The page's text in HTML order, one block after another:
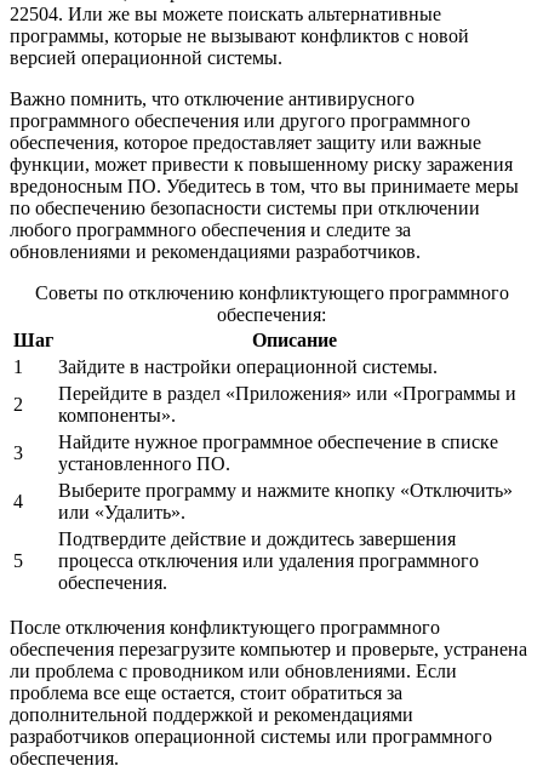
22504. Или же вы можете поискать альтернативные
программы, которые не вызывают конфликтов с новой
версией операционной системы.
Важно помнить, что отключение антивирусного
программного обеспечения или другого программного
обеспечения, которое предоставляет защиту или важные
функции, может привести к повышенному риску заражения
вредоносным ПО. Убедитесь в том, что вы принимаете меры
по обеспечению безопасности системы при отключении
любого программного обеспечения и следите за
обновлениями и рекомендациями разработчиков.
Советы по отключению конфликтующего программного
обеспечения:
Шаг
Описание
1
Зайдите в настройки операционной системы.
2
Перейдите в раздел «Приложения» или «Программы и
компоненты».
3
Найдите нужное программное обеспечение в списке
установленного ПО.
4
Выберите программу и нажмите кнопку «Отключить»
или «Удалить».
5
Подтвердите действие и дождитесь завершения
процесса отключения или удаления программного
обеспечения.
После отключения конфликтующего программного
обеспечения перезагрузите компьютер и проверьте, устранена
ли проблема с проводником или обновлениями. Если
проблема все еще остается, стоит обратиться за
дополнительной поддержкой и рекомендациями
разработчиков операционной системы или программного
обеспечения.